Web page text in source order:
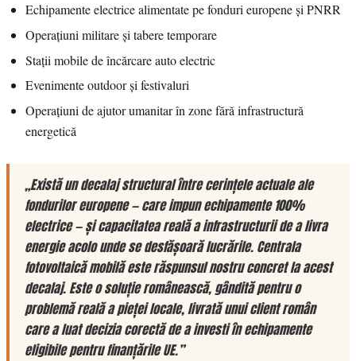
Echipamente electrice alimentate pe fonduri europene și PNRR
Operațiuni militare și tabere temporare
Stații mobile de încărcare auto electric
Evenimente outdoor și festivaluri
Operațiuni de ajutor umanitar în zone fără infrastructură
energetică
„Există un decalaj structural între cerințele actuale ale
fondurilor europene — care impun echipamente 100%
electrice — și capacitatea reală a infrastructurii de a livra
energie acolo unde se desfășoară lucrările. Centrala
fotovoltaică mobilă este răspunsul nostru concret la acest
decalaj. Este o soluție românească, gândită pentru o
problemă reală a pieței locale, livrată unui client român
care a luat decizia corectă de a investi în echipamente
eligibile pentru finanțările UE.”